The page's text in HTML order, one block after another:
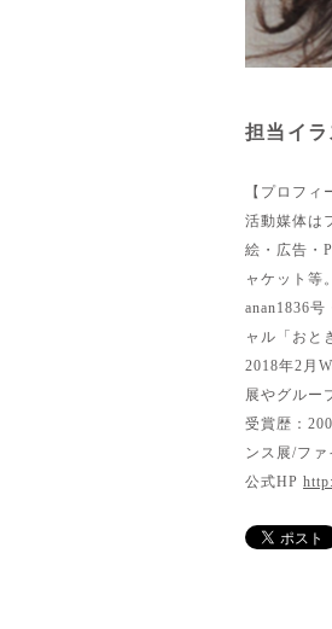
担当イ
【プロフィ
活動媒体は
絵・広告・
ャケット等。
anan1836
ャル「おと
2018年2月
展やグルー
受賞歴：
ンス展/ファ
公式HP